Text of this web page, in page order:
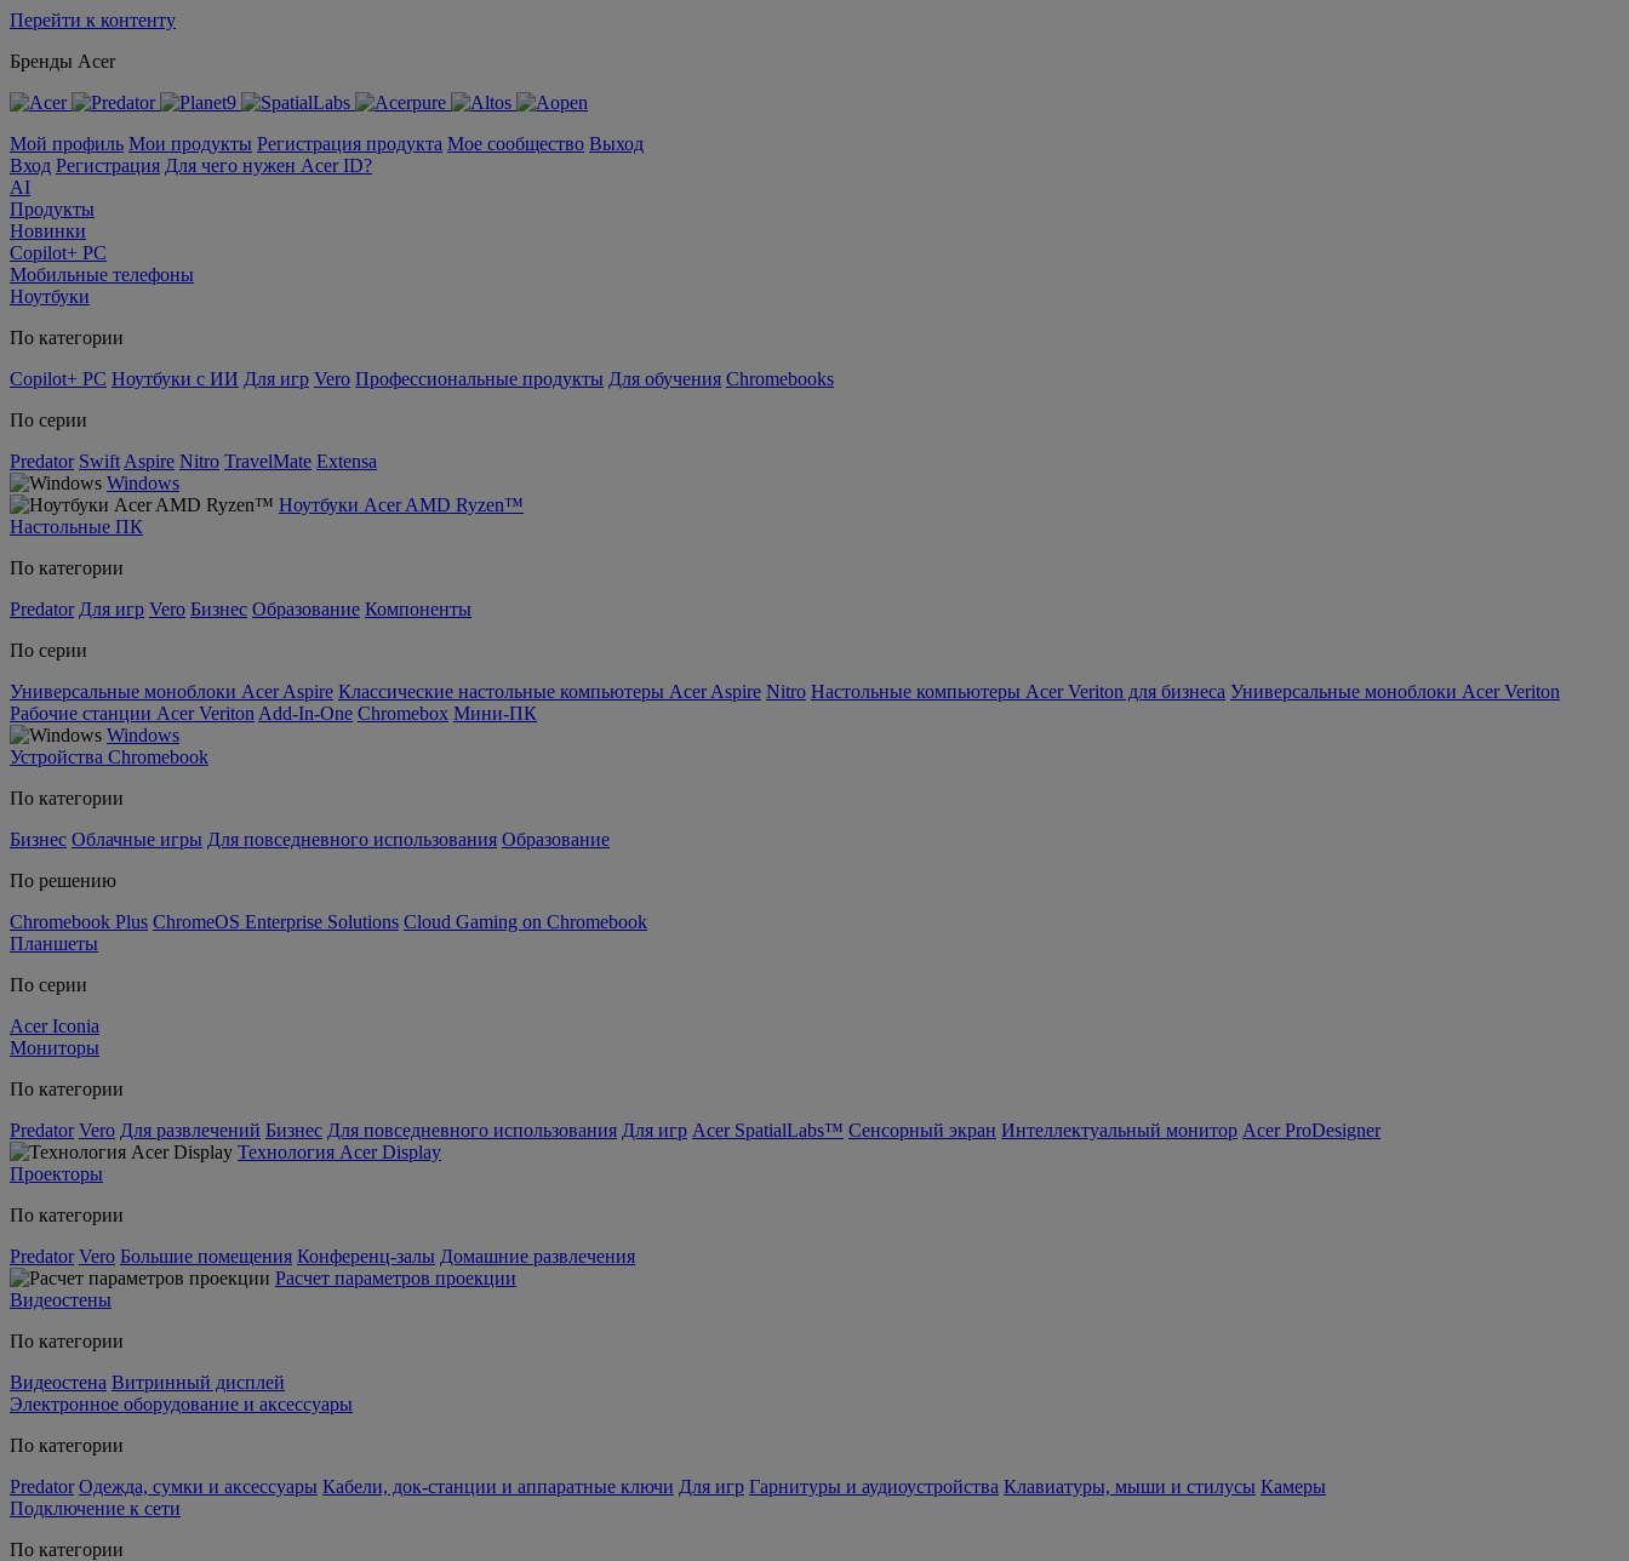
Перейти к контенту
Бренды Acer
Мой профиль Мои продукты Регистрация продукта Мое сообщество Выход
Вход Регистрация Для чего нужен Acer ID?
AI
Продукты
Новинки
Copilot+ PC
Мобильные телефоны
Ноутбуки
По категории
Copilot+ PC Ноутбуки с ИИ Для игр Vero Профессиональные продукты Для обучения Chromebooks
По серии
Predator Swift Aspire Nitro TravelMate Extensa
Windows
Ноутбуки Acer AMD Ryzen™
Настольные ПК
По категории
Predator Для игр Vero Бизнес Образование Компоненты
По серии
Универсальные моноблоки Acer Aspire Классические настольные компьютеры Acer Aspire Nitro Настольные компьютеры Acer Veriton для бизнеса Универсальные моноблоки Acer Veriton
Рабочие станции Acer Veriton Add-In-One Chromebox Мини-ПК
Windows
Устройства Chromebook
По категории
Бизнес Облачные игры Для повседневного использования Образование
По решению
Chromebook Plus ChromeOS Enterprise Solutions Cloud Gaming on Chromebook
Планшеты
По серии
Acer Iconia
Мониторы
По категории
Predator Vero Для развлечений Бизнес Для повседневного использования Для игр Acer SpatialLabs™ Сенсорный экран Интеллектуальный монитор Acer ProDesigner
Технология Acer Display
Проекторы
По категории
Predator Vero Большие помещения Конференц-залы Домашние развлечения
Расчет параметров проекции
Видеостены
По категории
Видеостена Витринный дисплей
Электронное оборудование и аксессуары
По категории
Predator Одежда, сумки и аксессуары Кабели, док-станции и аппаратные ключи Для игр Гарнитуры и аудиоустройства Клавиатуры, мыши и стилусы Камеры
Подключение к сети
По категории